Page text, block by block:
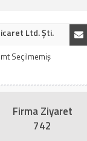
Ltd. Şti.
Seçilmemiş
Firma Ziyaret
742